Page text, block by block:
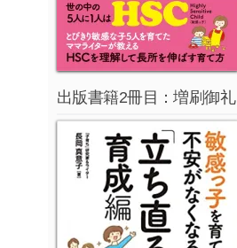
出版書籍2冊目：増刷御礼